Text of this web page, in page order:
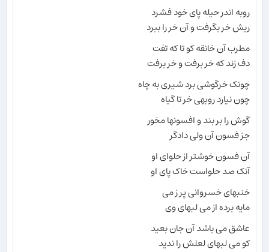
روبه اندر حیله پای خود فشرد
ریش خر بگرفت و آن خر را ببرد
مطرب آن خانقه کو تا که تفت
دف زند که خر برفت و خر برفت
چونک خرگوشی برد شیری به چاه
چون نیارد روبهی خر تا گیاه
گوش را بر بند و افسونها مخور
جز فسون آن ولی دادگر
آن فسون خوشتر از حلوای او
آنک صد حلواست خاک پای او
خنبهای خسروانی پر ز می
مایه برده از می لبهای وی
عاشق می باشد آن جان بعید
کو می لبهای لعلش را ندید